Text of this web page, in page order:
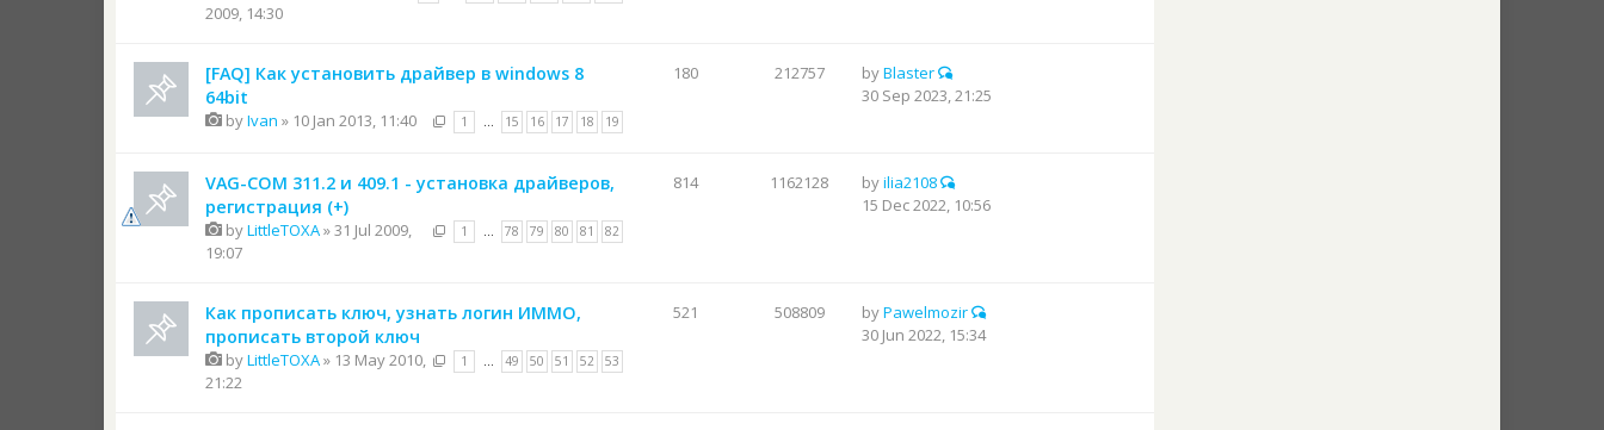
2009, 14:30
[FAQ] Как установить драйвер в windows 8
64bit
1 … 15 16 17 18 19
byIvan » 10 Jan 2013, 11:40
180 212757 byBlaster
30 Sep 2023, 21:25
VAG-COM 311.2 и 409.1 - установка драйверов,
регистрация (+)
1 … 78 79 80 81 82
byLittleTOXA» 31 Jul 2009,
19:07
814 1162128 byilia2108
15 Dec 2022, 10:56
Как прописать ключ, узнать логин ИММО,
прописать второй ключ
1 … 49 50 51 52 53
byLittleTOXA» 13 May 2010,
21:22
521 508809 byPawelmozir
30 Jun 2022, 15:34